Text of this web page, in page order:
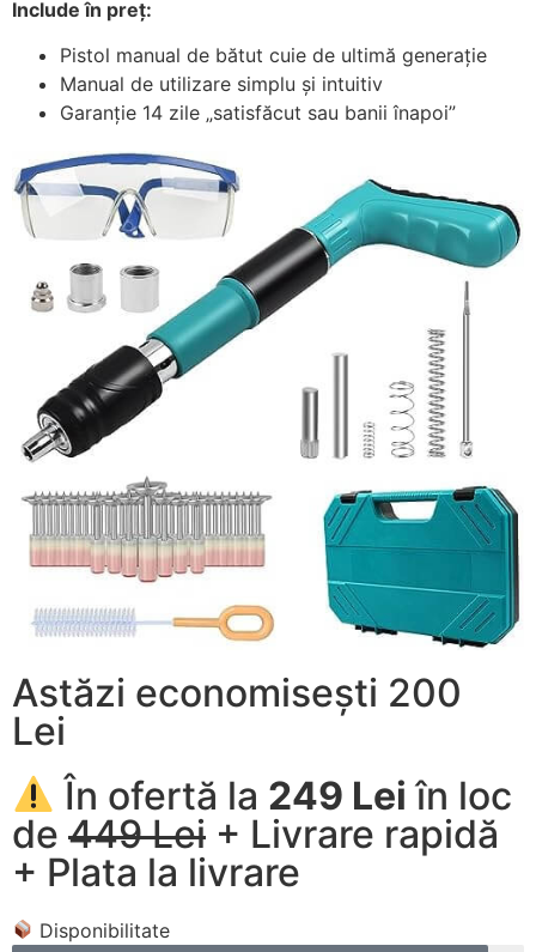
Include în preț:
Pistol manual de bătut cuie de ultimă generație
Manual de utilizare simplu și intuitiv
Garanție 14 zile „satisfăcut sau banii înapoi”
Astăzi economisești 200
Lei
În ofertă la 249 Lei în loc
de 449 Lei + Livrare rapidă
+ Plata la livrare
Disponibilitate